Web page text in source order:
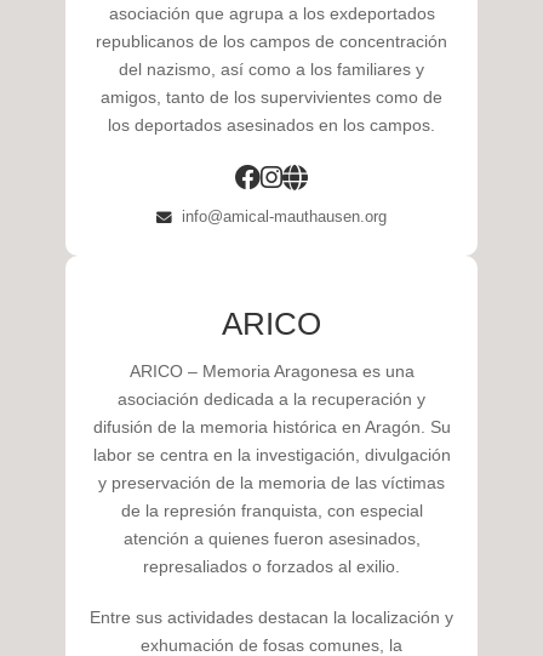
asociación que agrupa a los exdeportados
republicanos de los campos de concentración
del nazismo, así como a los familiares y
amigos, tanto de los supervivientes como de
los deportados asesinados en los campos.
info@amical-mauthausen.org
ARICO
ARICO – Memoria Aragonesa es una
asociación dedicada a la recuperación y
difusión de la memoria histórica en Aragón. Su
labor se centra en la investigación, divulgación
y preservación de la memoria de las víctimas
de la represión franquista, con especial
atención a quienes fueron asesinados,
represaliados o forzados al exilio.
Entre sus actividades destacan la localización y
exhumación de fosas comunes, la